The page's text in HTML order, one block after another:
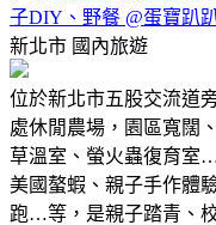
子DIY、野餐 @蛋寶趴
新北市 國內旅遊
位於新北市五股交流道
處休閒農場，園區寬闊
草溫室、螢火蟲復育室
美國螯蝦、親子手作體
跑…等，是親子踏青、